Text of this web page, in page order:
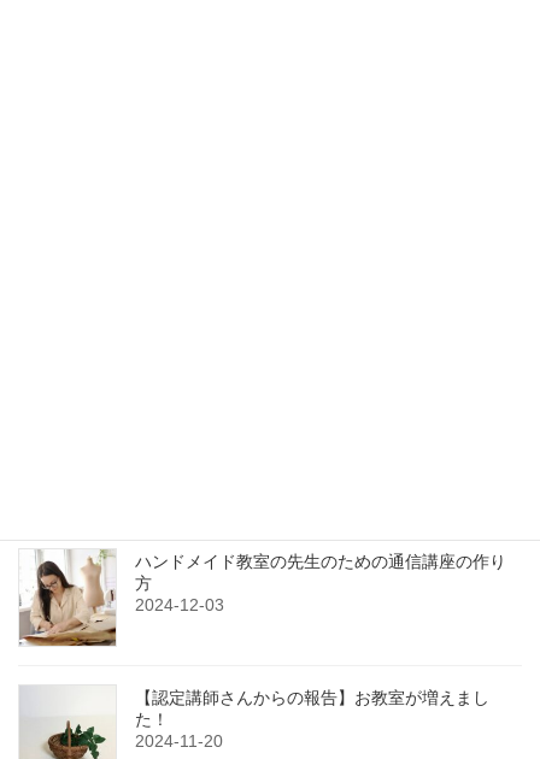
ハンドメイド教室の先生のための通信講座の作り
方
2024-12-03
【認定講師さんからの報告】お教室が増えまし
た！
2024-11-20